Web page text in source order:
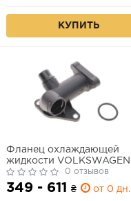
КУПИТЬ
Фланец охлаждающей
жидкости VOLKSWAGEN
(Пр-во MEYLE)0 отзывов
349 - 611 ₴ от 0 дн.